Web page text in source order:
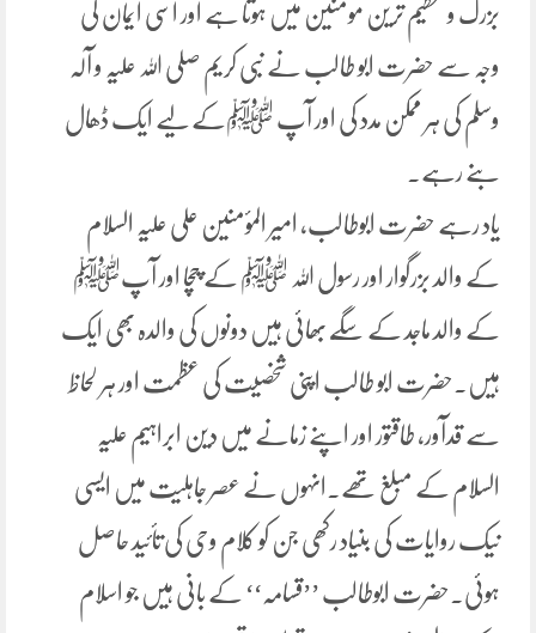
بزرگ و عظیم ترین مومنین میں ہوتا ہے اور اسی ایمان کی
وجہ سے حضرت ابو طالب نے نبی کریم صلی اللہ علیہ و آلہ
وسلم کی ہر ممکن مدد کی اور آپ ﷺکے لیے ایک ڈھال
بنے رہے۔
یاد رہے حضرت ابوطالب، امیر المؤمنین علی علیہ السلام
کے والد بزرگوار اور رسول اللہ ﷺ کے چچا اور آپﷺ
کے والد ماجد کے سگّے بھائی ہیں دونوں کی والدہ بھی ایک
ہیں۔حضرت ابو طالب اپنی شخصیت کی عظمت اور ہر لحاظ
سے قدآور، طاقتور اور اپنے زمانے میں دین ابراہیم علیہ
السلام کے مبلغ تھے۔انہوں نے عصر جاہلیت میں ایسی
نیک روایات کی بنیاد رکھی جن کو کلام وحی کی تأئید حاصل
ہوئی۔حضرت ابوطالب ’’قسامہ‘‘ کے بانی ہیں جو اسلام